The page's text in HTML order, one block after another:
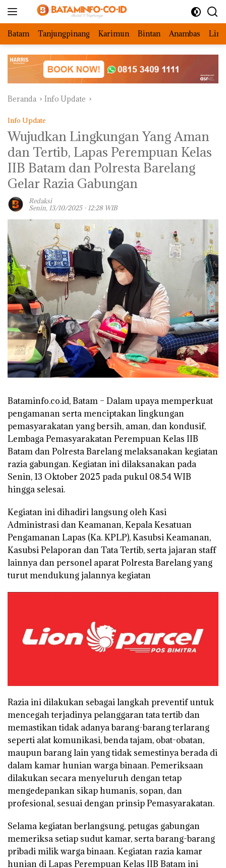
Batam Tanjungpinang Karimun Bintan Anambas
Beranda Info Update
Info Update
Wujudkan Lingkungan Yang Aman
dan Tertib, Lapas Perempuan Kelas
IIB Batam dan Polresta Barelang
Gelar Razia Gabungan
Redaksi
Senin, 13/10/2025 - 12:28 WIB
Bataminfo.co.id, Batam – Dalam upaya memperkuat
pengamanan serta menciptakan lingkungan
pemasyarakatan yang bersih, aman, dan kondusif,
Lembaga Pemasyarakatan Perempuan Kelas IIB
Batam dan Polresta Barelang melaksanakan kegiatan
razia gabungan. Kegiatan ini dilaksanakan pada
Senin, 13 Oktober 2025 pada pukul 08.54 WIB
hingga selesai.
Kegiatan ini dihadiri langsung oleh Kasi
Administrasi dan Keamanan, Kepala Kesatuan
Pengamanan Lapas (Ka. KPLP), Kasubsi Keamanan,
Kasubsi Pelaporan dan Tata Tertib, serta jajaran staff
lainnya dan personel aparat Polresta Barelang yang
turut mendukung jalannya kegiatan
Razia ini dilakukan sebagai langkah preventif untuk
mencegah terjadinya pelanggaran tata tertib dan
memastikan tidak adanya barang-barang terlarang
seperti alat komunikasi, benda tajam, obat-obatan,
maupun barang lain yang tidak semestinya berada di
dalam kamar hunian warga binaan. Pemeriksaan
dilakukan secara menyeluruh dengan tetap
mengedepankan sikap humanis, sopan, dan
profesional, sesuai dengan prinsip Pemasyarakatan.
Selama kegiatan berlangsung, petugas gabungan
memeriksa setiap sudut kamar, serta barang-barang
pribadi milik warga binaan. Kegiatan razia kamar
hunian di Lapas Perempuan Kelas IIB Batam ini